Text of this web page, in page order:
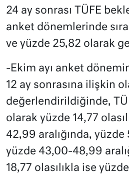
24 ay sonrası TÜFE
anket dönemlerinde
ve yüzde 25,82 olarak
-Ekim ayı anket
12 ay sonrasına ilişkin
değerlendirildiğinde,
olarak yüzde 14,77
42,99 aralığında, yüzde
yüzde 43,00-48,99
18,77 olasılıkla ise